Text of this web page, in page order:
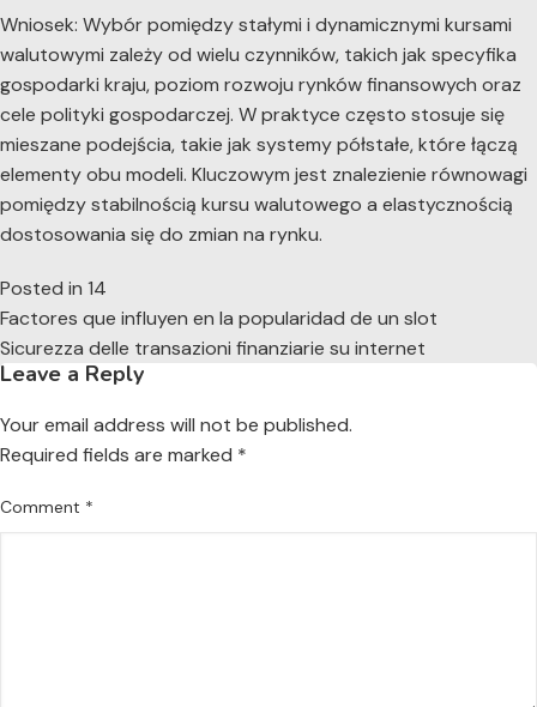
Wniosek: Wybór pomiędzy stałymi i dynamicznymi kursami
walutowymi zależy od wielu czynników, takich jak specyfika
gospodarki kraju, poziom rozwoju rynków finansowych oraz
cele polityki gospodarczej. W praktyce często stosuje się
mieszane podejścia, takie jak systemy półstałe, które łączą
elementy obu modeli. Kluczowym jest znalezienie równowagi
pomiędzy stabilnością kursu walutowego a elastycznością
dostosowania się do zmian na rynku.
Posted in 14
Post
navigation
Factores que influyen en la popularidad de un slot
Sicurezza delle transazioni finanziarie su internet
Leave a Reply
Your email address will not be published.
Required fields are marked *
Comment *